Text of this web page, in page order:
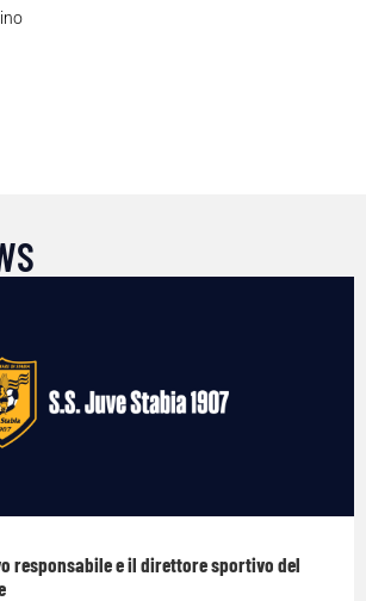
responsabile e il direttore sportivo del